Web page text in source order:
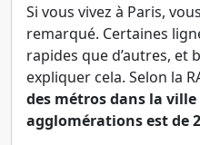
Si vous vivez à Paris,
remarqué. Certaines
rapides que d’autres, et
expliquer cela. Selon la
des métros dans la ville
agglomérations est de